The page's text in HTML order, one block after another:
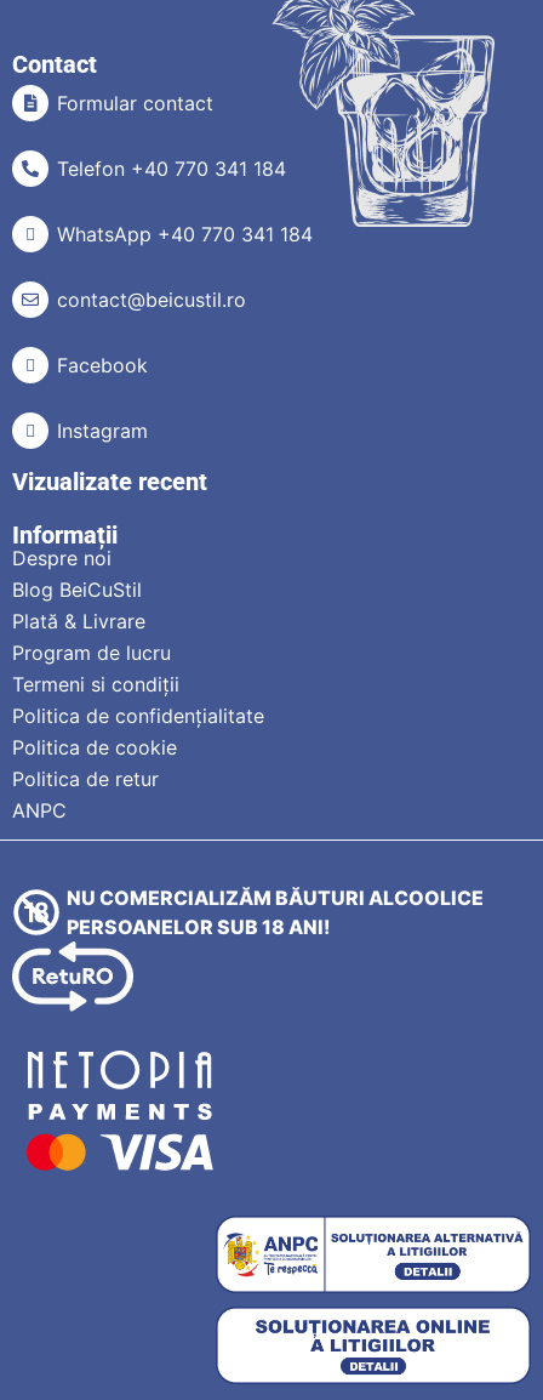
Contact
Formular contact
Telefon +40 770 341 184
WhatsApp +40 770 341 184
contact@beicustil.ro
Facebook
Instagram
Vizualizate recent
Informații
Despre noi
Blog BeiCuStil
Plată & Livrare
Program de lucru
Termeni si condiții
Politica de confidențialitate
Politica de cookie
Politica de retur
ANPC
NU COMERCIALIZĂM BĂUTURI ALCOOLICE
PERSOANELOR SUB 18 ANI!